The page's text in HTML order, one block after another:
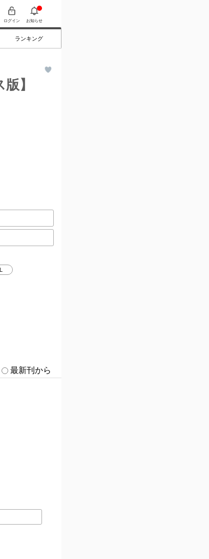
ログイン お知らせ
ランキング
】
ばかり。
てしまう。
最新刊から